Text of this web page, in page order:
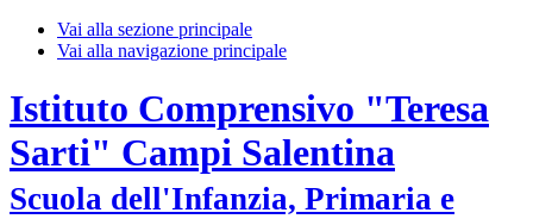
Vai alla sezione principale
Vai alla navigazione principale
Istituto Comprensivo "Teresa
Sarti" Campi Salentina
Scuola dell'Infanzia, Primaria e